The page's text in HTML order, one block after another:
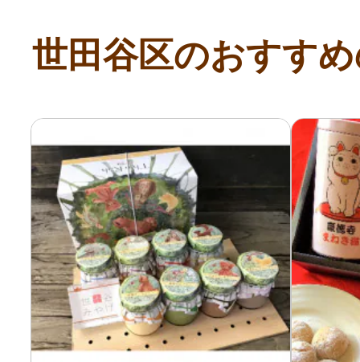
ふるさと納税の基礎知識
10秒ぴったり診断
自治体直営サイト特集
はじめるバイブルとは
よくあるご質問
世田谷区のおすす